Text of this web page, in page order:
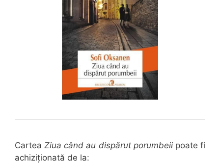
CarteaZiua când au dispărut porumbeiipoate fi
achiziționată de la: